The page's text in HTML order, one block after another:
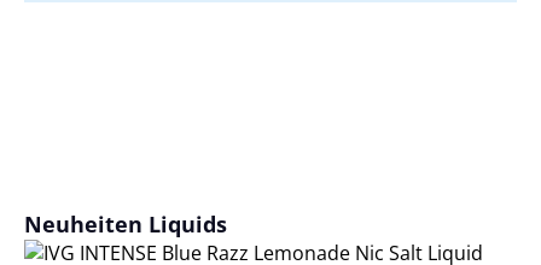
Produktgalerie überspringen
Neuheiten Liquids